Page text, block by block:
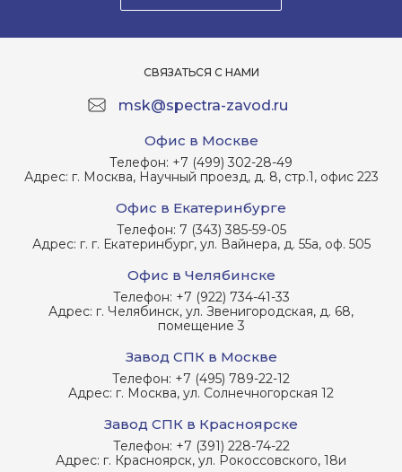
СВЯЗАТЬСЯ С НАМИ
msk@spectra-zavod.ru
Офис в Москве
Телефон: +7 (499) 302-28-49
Адрес: г. Москва, Научный проезд, д. 8, стр.1, офис 223
Офис в Екатеринбурге
Телефон: 7 (343) 385-59-05
Адрес: г. г. Екатеринбург, ул. Вайнера, д. 55а, оф. 505
Офис в Челябинске
Телефон: +7 (922) 734-41-33
Адрес: г. Челябинск, ул. Звенигородская, д. 68,
помещение 3
Завод СПК в Москве
Телефон: +7 (495) 789-22-12
Адрес: г. Москва, ул. Солнечногорская 12
Завод СПК в Красноярске
Телефон: +7 (391) 228-74-22
Адрес: г. Красноярск, ул. Рокоссовского, 18и